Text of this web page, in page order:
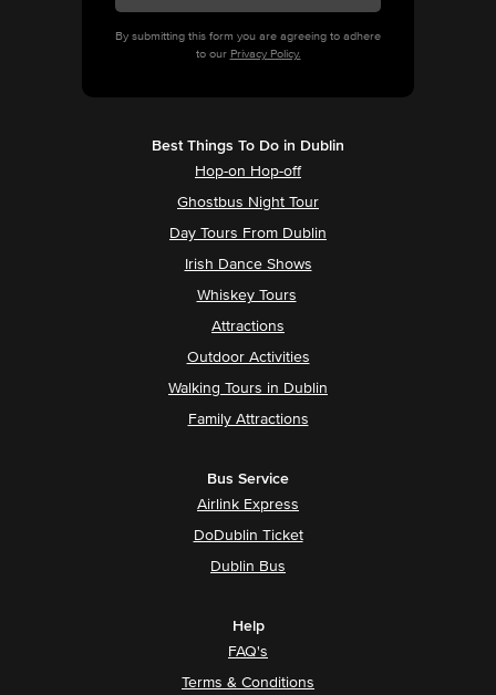
By submitting this form you are agreeing to adhere
to our Privacy Policy.
Best Things To Do in Dublin
Hop-on Hop-off
Ghostbus Night Tour
Day Tours From Dublin
Irish Dance Shows
Whiskey Tours
Attractions
Outdoor Activities
Walking Tours in Dublin
Family Attractions
Bus Service
Airlink Express
DoDublin Ticket
Dublin Bus
Help
FAQ's
Terms & Conditions